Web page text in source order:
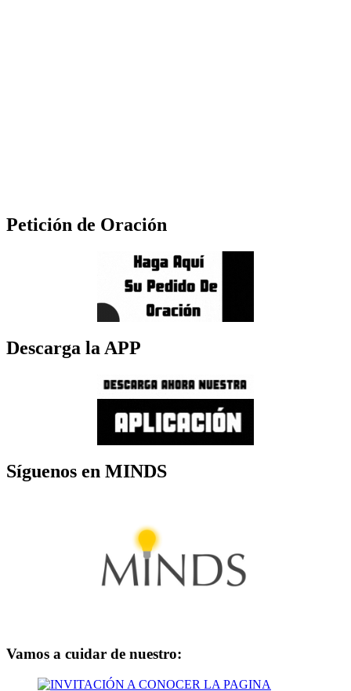
Petición de Oración
Descarga la APP
Síguenos en MINDS
Vamos a cuidar de nuestro: